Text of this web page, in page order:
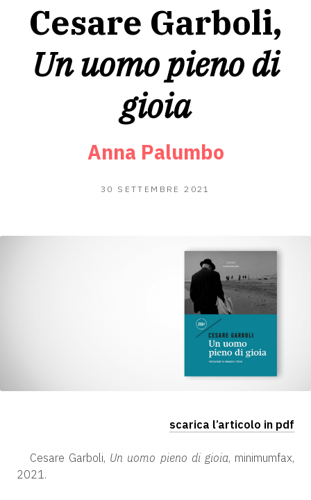
Cesare Garboli,
Un uomo pieno di
gioia
Anna Palumbo
30 SETTEMBRE 2021
scarica l’articolo in pdf
Cesare Garboli, Un uomo pieno di gioia, minimumfax,
2021.